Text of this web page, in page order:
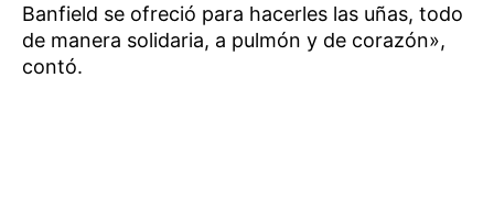
Banfield se ofreció para hacerles las uñas, todo
de manera solidaria, a pulmón y de corazón»,
contó.